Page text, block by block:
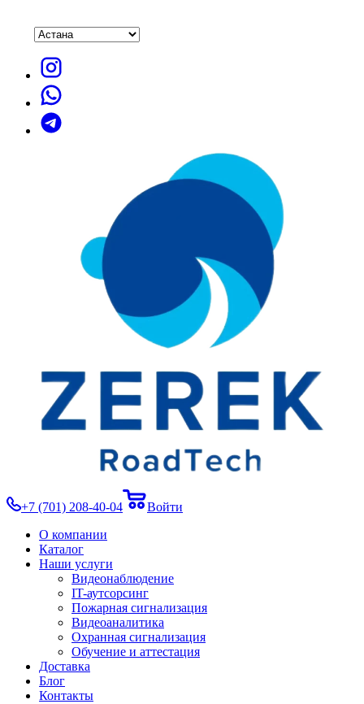
+7 (701) 208-40-04
Войти
О компании
Каталог
Наши услуги
Видеонаблюдение
IT-аутсорсинг
Пожарная сигнализация
Видеоаналитика
Охранная сигнализация
Обучение и аттестация
Доставка
Блог
Контакты